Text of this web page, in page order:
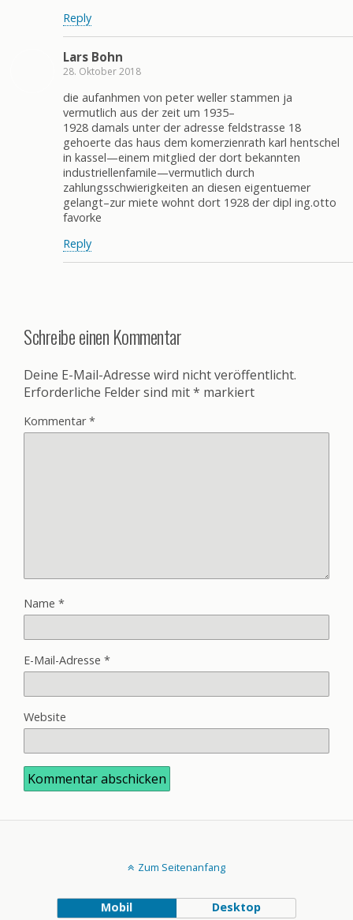
Reply
Lars Bohn
28. Oktober 2018
die aufanhmen von peter weller stammen ja
vermutlich aus der zeit um 1935–
1928 damals unter der adresse feldstrasse 18
gehoerte das haus dem komerzienrath karl hentschel
in kassel—einem mitglied der dort bekannten
industriellenfamile—vermutlich durch
zahlungsschwierigkeiten an diesen eigentuemer
gelangt–zur miete wohnt dort 1928 der dipl ing.otto
favorke
Reply
Schreibe einen Kommentar
Deine E-Mail-Adresse wird nicht veröffentlicht.
Erforderliche Felder sind mit* markiert
Kommentar*
Name *
E-Mail-Adresse *
Website
Zum Seitenanfang
Mobil Desktop